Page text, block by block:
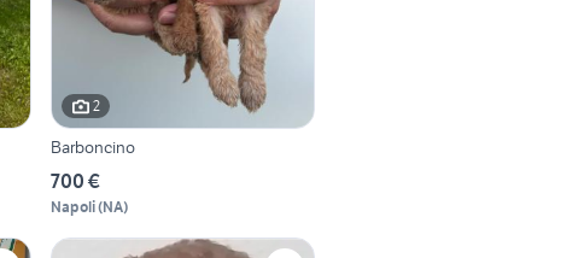
2
Barboncino
700 €
Napoli(NA)